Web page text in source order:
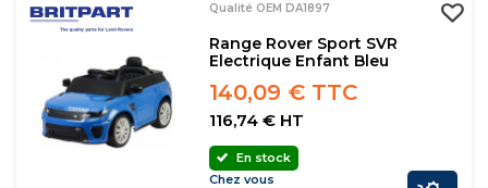
Qualité OEM DA1897
Range Rover Sport SVR
Electrique Enfant Bleu
140,09 € TTC
116,74 € HT
En stock
Chez vous